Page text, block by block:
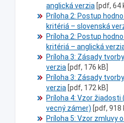
anglická verzia [pdf, 64
Príloha 2: Postup
kritériá – slovenská
Príloha 2: Postup
kritériá – anglická
Príloha 3: Zásady
verzia [pdf, 176 kB]
Príloha 3: Zásady
verzia [pdf, 172 kB]
Príloha 4: Vzor
vecný zámer) [pdf, 918
Príloha 5: Vzor zmluvy